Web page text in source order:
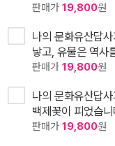
판매가 19,800원
나의 문화유산답
낳고, 유물은 역사
판매가 19,800원
나의 문화유산답
백제꽃이 피었습
판매가 19,800원